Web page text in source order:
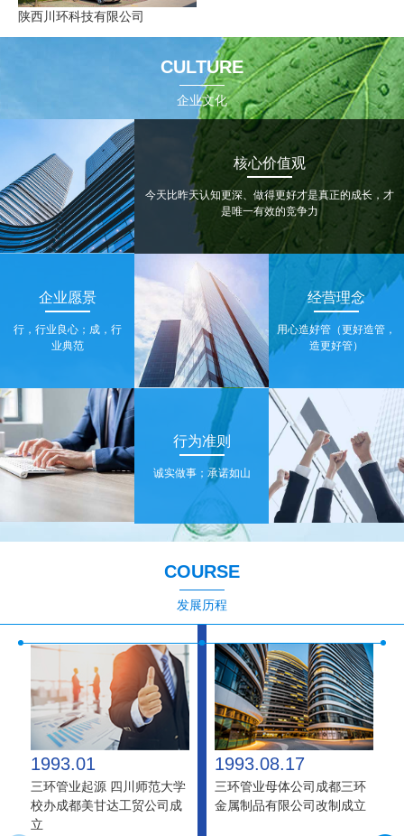
陕西川环科技有限公司
CULTURE
企业文化
核心价值观
今天比昨天认知更深、做得更好才是真正的成长，才
是唯一有效的竞争力
企业愿景
行，行业良心；成，行
业典范
经营理念
用心造好管（更好造管，
造更好管）
行为准则
诚实做事；承诺如山
COURSE
发展历程
1993.01
三环管业起源 四川师范大学
校办成都美甘达工贸公司成
立
1993.08.17
三环管业母体公司成都三环
金属制品有限公司改制成立